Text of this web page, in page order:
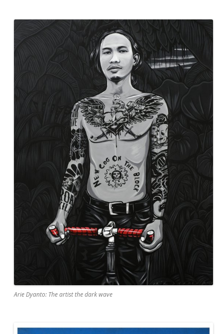
Arie Dyanto: The artist the dark wave